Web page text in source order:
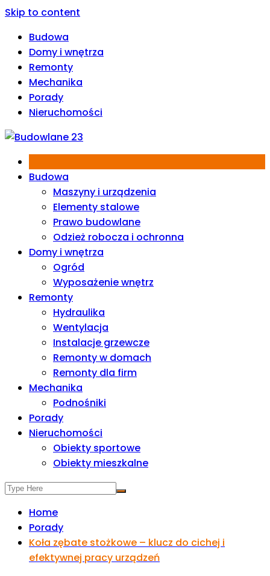
Skip to content
Budowa
Domy i wnętrza
Remonty
Mechanika
Porady
Nieruchomości
Budowa
Maszyny i urządzenia
Elementy stalowe
Prawo budowlane
Odzież robocza i ochronna
Domy i wnętrza
Ogród
Wyposażenie wnętrz
Remonty
Hydraulika
Wentylacja
Instalacje grzewcze
Remonty w domach
Remonty dla firm
Mechanika
Podnośniki
Porady
Nieruchomości
Obiekty sportowe
Obiekty mieszkalne
Home
Porady
Koła zębate stożkowe – klucz do cichej i
efektywnej pracy urządzeń